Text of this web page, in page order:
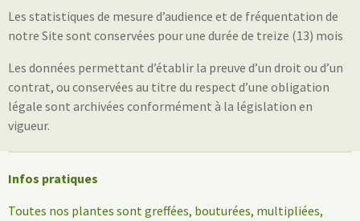
Les statistiques de mesure d’audience et de fréquentation de
notre Site sont conservées pour une durée de treize (13) mois
Les données permettant d’établir la preuve d’un droit ou d’un
contrat, ou conservées au titre du respect d’une obligation
légale sont archivées conformément à la législation en
vigueur.
Infos pratiques
Toutes nos plantes sont greffées, bouturées, multipliées,